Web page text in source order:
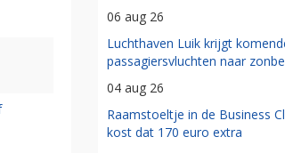
06 aug 26
Luchthaven Luik krijgt
passagiersvluchten naar
04 aug 26
Raamstoeltje in de Business
kost dat 170 euro extra